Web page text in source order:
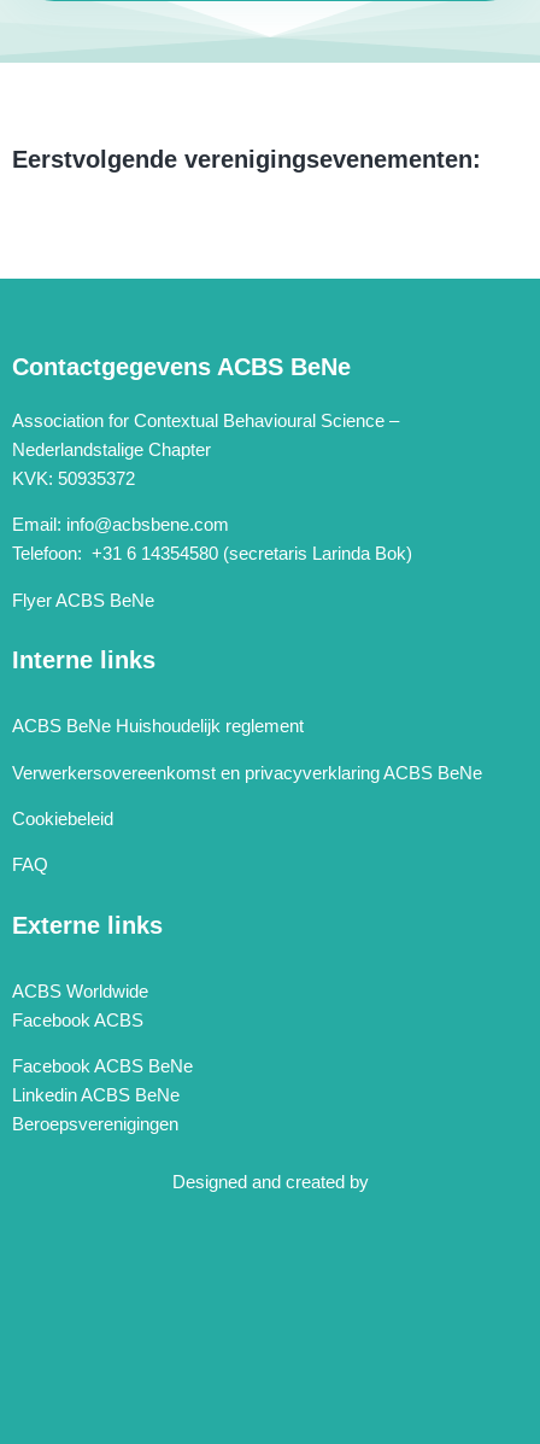
Eerstvolgende verenigingsevenementen:
Contactgegevens ACBS BeNe
Association for Contextual Behavioural Science –
Nederlandstalige Chapter
KVK: 50935372
Email: info@acbsbene.com
Telefoon: +31 6 14354580 (secretaris Larinda Bok)
Flyer ACBS BeNe
Interne links
ACBS BeNe Huishoudelijk reglement
Verwerkersovereenkomst en privacyverklaring ACBS BeNe
Cookiebeleid
FAQ
Externe links
ACBS Worldwide
Facebook ACBS
Facebook ACBS BeNe
Linkedin ACBS BeNe
Beroepsverenigingen
Designed and created by